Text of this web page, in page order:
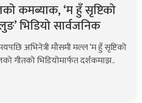
कमब्याक, ‘म हुँ सृष्टिको
भिडियो सार्वजनिक
अभिनेत्री मौसमी मल्ल ‘म हुँ सृष्टिको
गीतको भिडियोमार्फत दर्शकमाझ..